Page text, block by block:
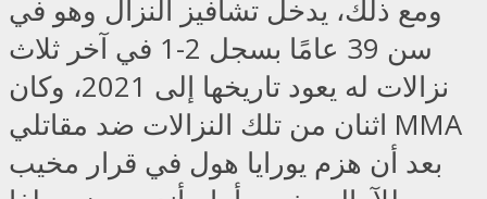
ومع ذلك، يدخل تشافيز النزال وهو في
سن 39 عامًا بسجل 2-1 في آخر ثلاث
نزالات له يعود تاريخها إلى 2021، وكان
اثنان من تلك النزالات ضد مقاتلي MMA
بعد أن هزم يورايا هول في قرار مخيب